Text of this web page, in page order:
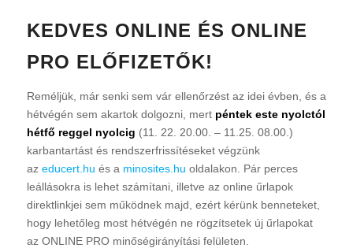
KEDVES ONLINE ÉS ONLINE
PRO ELŐFIZETŐK!
Reméljük, már senki sem vár ellenőrzést az idei évben, és a
hétvégén sem akartok dolgozni, mert péntek este nyolctól
hétfő reggel nyolcig (11. 22. 20.00. – 11.25. 08.00.)
karbantartást és rendszerfrissítéseket végzünk
az educert.hu és a minosites.hu oldalakon. Pár perces
leállásokra is lehet számítani, illetve az online űrlapok
direktlinkjei sem működnek majd, ezért kérünk benneteket,
hogy lehetőleg most hétvégén ne rögzítsetek új űrlapokat
az ONLINE PRO minőségirányítási felületen.